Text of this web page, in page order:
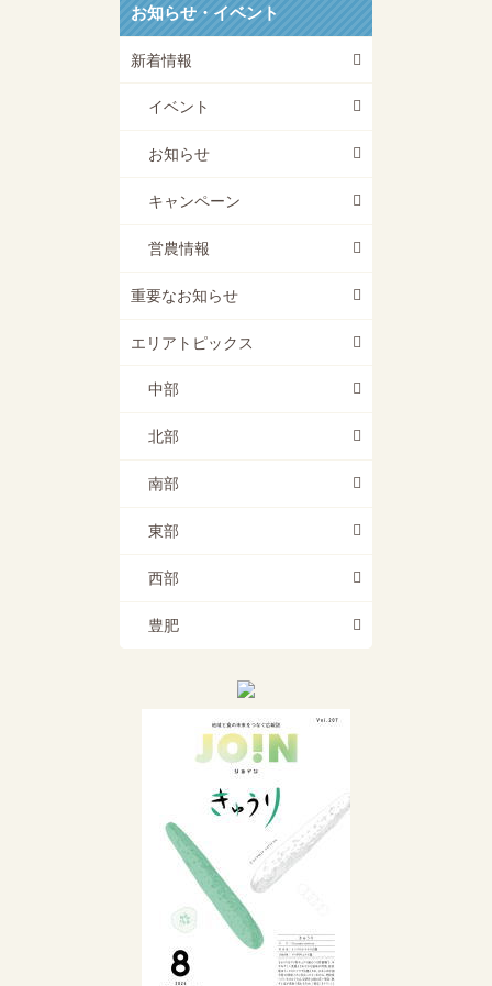
お知らせ・イベント
新着情報
イベント
お知らせ
キャンペーン
営農情報
重要なお知らせ
エリアトピックス
中部
北部
南部
東部
西部
豊肥